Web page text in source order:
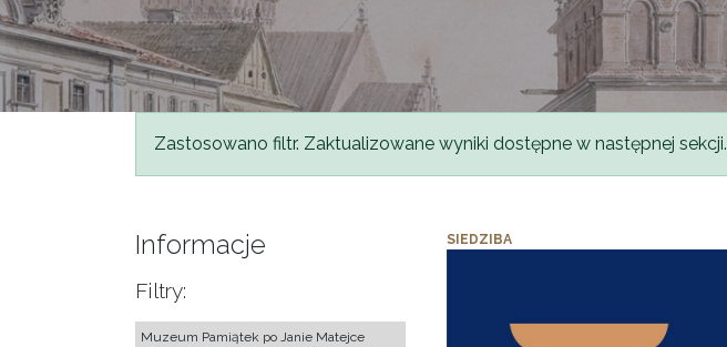
Komunikat
Zastosowano filtr. Zaktualizowane wyniki dostępne w następnej sekcji.
Informacje
Filtry:
Muzeum Pamiątek po Janie Matejce
SIEDZIBA